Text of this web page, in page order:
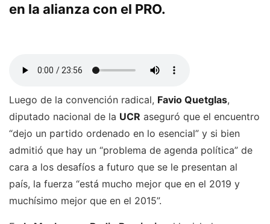
en la alianza con el PRO.
Luego de la convención radical, Favio Quetglas,
diputado nacional de la UCR aseguró que el encuentro
“dejo un partido ordenado en lo esencial” y si bien
admitió que hay un “problema de agenda política” de
cara a los desafíos a futuro que se le presentan al
país, la fuerza “está mucho mejor que en el 2019 y
muchísimo mejor que en el 2015”.